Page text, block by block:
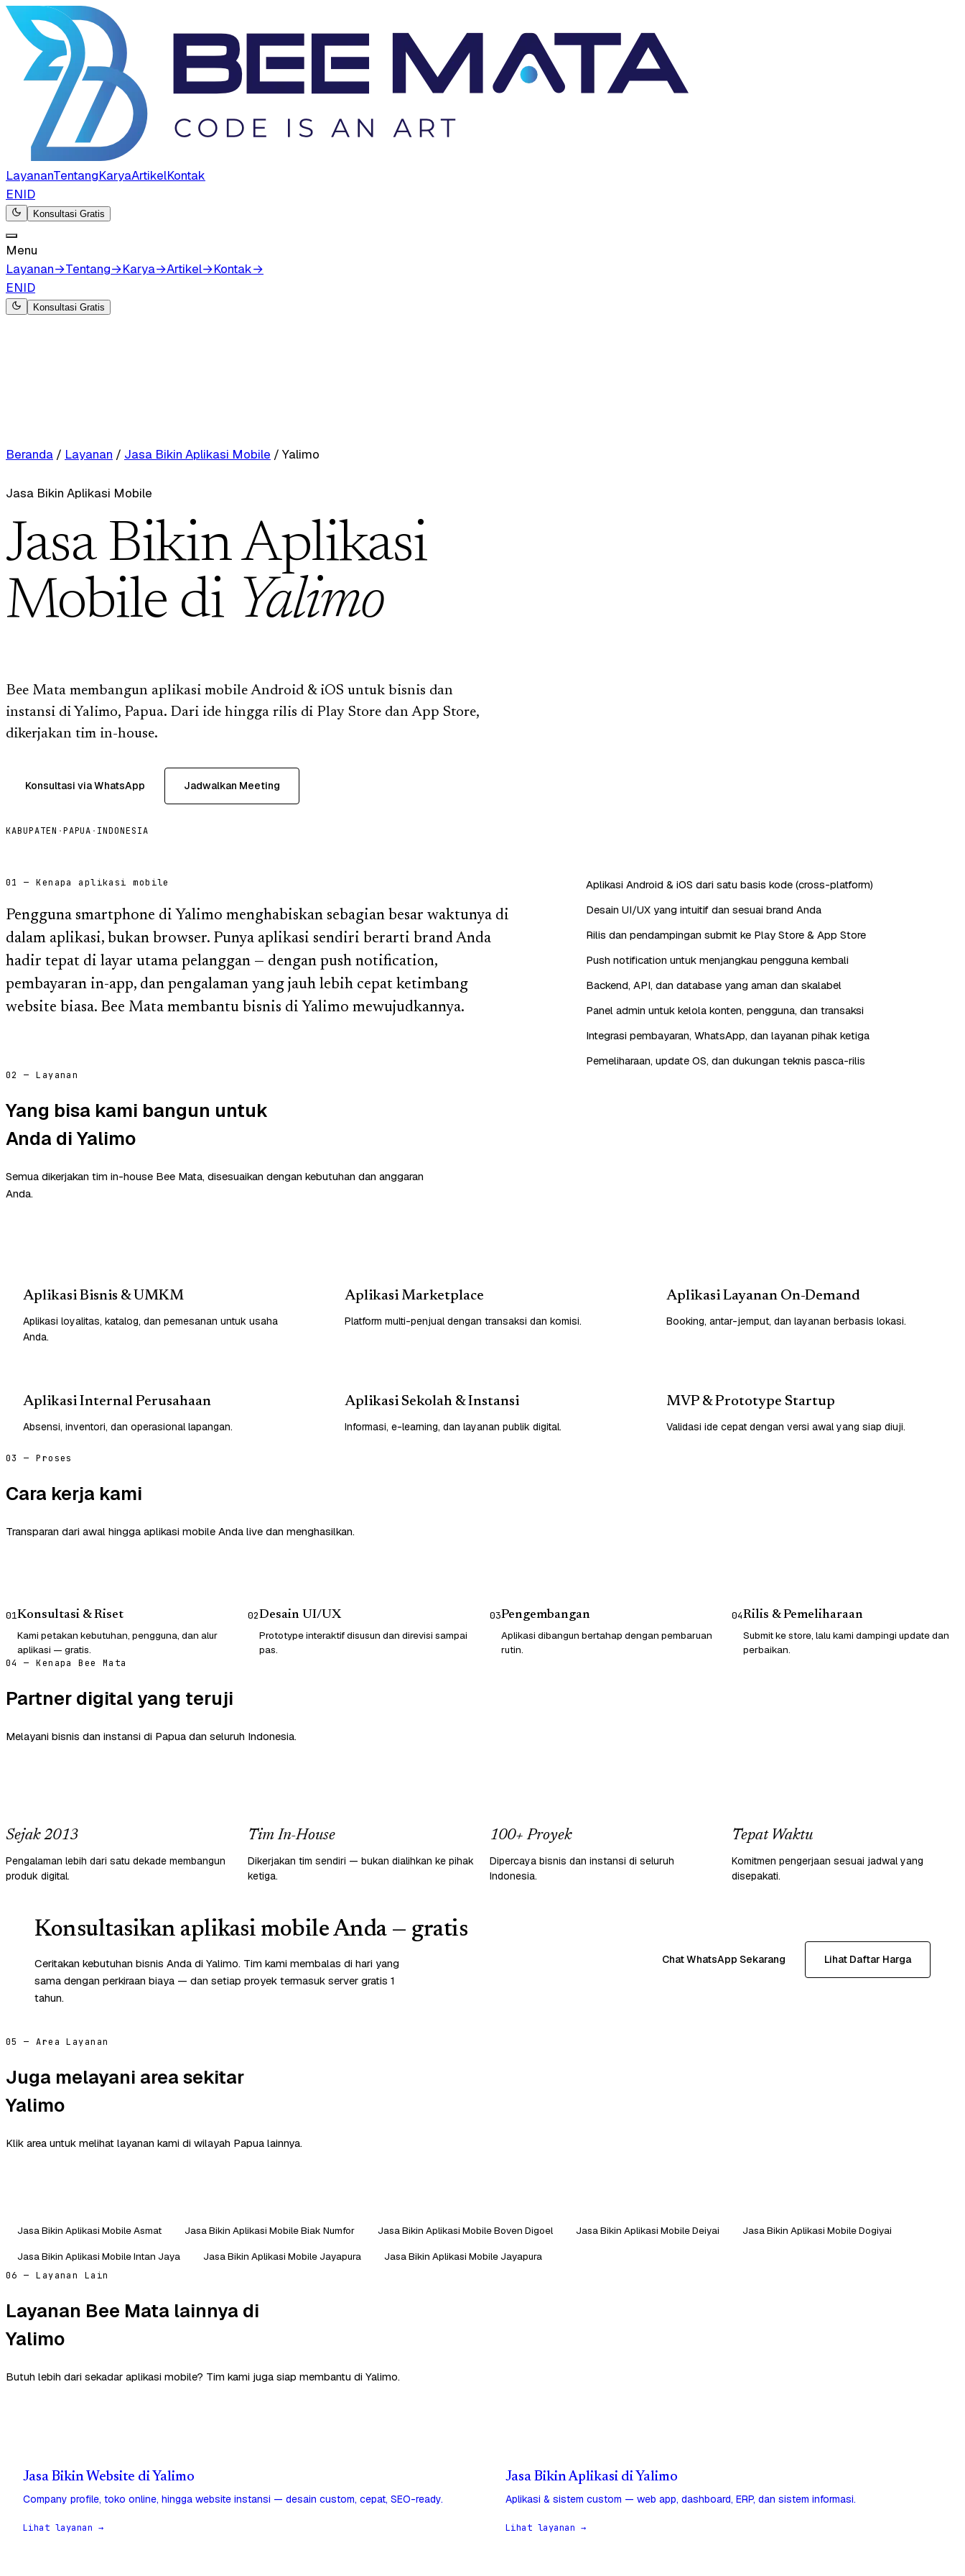
LayananTentangKaryaArtikelKontak
ENID
Konsultasi Gratis
Menu
Layanan→Tentang→Karya→Artikel→Kontak→
ENID
Konsultasi Gratis
Beranda / Layanan / Jasa Bikin Aplikasi Mobile / Yalimo
Jasa Bikin Aplikasi Mobile
Jasa Bikin Aplikasi
Mobile di Yalimo
Bee Mata membangun aplikasi mobile Android & iOS untuk bisnis dan
instansi di Yalimo, Papua. Dari ide hingga rilis di Play Store dan App Store,
dikerjakan tim in-house.
Konsultasi via WhatsApp Jadwalkan Meeting
KABUPATEN ·PAPUA · INDONESIA
01 — Kenapa aplikasi mobile
Pengguna smartphone di Yalimo menghabiskan sebagian besar waktunya di
dalam aplikasi, bukan browser. Punya aplikasi sendiri berarti brand Anda
hadir tepat di layar utama pelanggan — dengan push notification,
pembayaran in-app, dan pengalaman yang jauh lebih cepat ketimbang
website biasa. Bee Mata membantu bisnis di Yalimo mewujudkannya.
Aplikasi Android & iOS dari satu basis kode (cross-platform)
Desain UI/UX yang intuitif dan sesuai brand Anda
Rilis dan pendampingan submit ke Play Store & App Store
Push notification untuk menjangkau pengguna kembali
Backend, API, dan database yang aman dan skalabel
Panel admin untuk kelola konten, pengguna, dan transaksi
Integrasi pembayaran, WhatsApp, dan layanan pihak ketiga
Pemeliharaan, update OS, dan dukungan teknis pasca-rilis
02 — Layanan
Yang bisa kami bangun untuk
Anda di Yalimo
Semua dikerjakan tim in-house Bee Mata, disesuaikan dengan kebutuhan dan anggaran
Anda.
Aplikasi Bisnis & UMKM
Aplikasi loyalitas, katalog, dan pemesanan untuk usaha
Anda.
Aplikasi Marketplace
Platform multi-penjual dengan transaksi dan komisi.
Aplikasi Layanan On-Demand
Booking, antar-jemput, dan layanan berbasis lokasi.
Aplikasi Internal Perusahaan
Absensi, inventori, dan operasional lapangan.
Aplikasi Sekolah & Instansi
Informasi, e-learning, dan layanan publik digital.
MVP & Prototype Startup
Validasi ide cepat dengan versi awal yang siap diuji.
03 — Proses
Cara kerja kami
Transparan dari awal hingga aplikasi mobile Anda live dan menghasilkan.
01Konsultasi & Riset
Kami petakan kebutuhan, pengguna, dan alur
aplikasi — gratis.
02Desain UI/UX
Prototype interaktif disusun dan direvisi sampai
pas.
03Pengembangan
Aplikasi dibangun bertahap dengan pembaruan
rutin.
04Rilis & Pemeliharaan
Submit ke store, lalu kami dampingi update dan
perbaikan.
04 — Kenapa Bee Mata
Partner digital yang teruji
Melayani bisnis dan instansi di Papua dan seluruh Indonesia.
Sejak 2013
Pengalaman lebih dari satu dekade membangun
produk digital.
Tim In-House
Dikerjakan tim sendiri — bukan dialihkan ke pihak
ketiga.
100+ Proyek
Dipercaya bisnis dan instansi di seluruh
Indonesia.
Tepat Waktu
Komitmen pengerjaan sesuai jadwal yang
disepakati.
Konsultasikan aplikasi mobile Anda — gratis
Ceritakan kebutuhan bisnis Anda di Yalimo. Tim kami membalas di hari yang
sama dengan perkiraan biaya — dan setiap proyek termasuk server gratis 1
tahun.
Chat WhatsApp Sekarang Lihat Daftar Harga
05 — Area Layanan
Juga melayani area sekitar
Yalimo
Klik area untuk melihat layanan kami di wilayah Papua lainnya.
Jasa Bikin Aplikasi Mobile Asmat Jasa Bikin Aplikasi Mobile Biak Numfor Jasa Bikin Aplikasi Mobile Boven Digoel Jasa Bikin Aplikasi Mobile Deiyai
Jasa Bikin Aplikasi Mobile Dogiyai
Jasa Bikin Aplikasi Mobile Intan Jaya
Jasa Bikin Aplikasi Mobile Jayapura Jasa Bikin Aplikasi Mobile Jayapura
06 — Layanan Lain
Layanan Bee Mata lainnya di
Yalimo
Butuh lebih dari sekadar aplikasi mobile? Tim kami juga siap membantu di Yalimo.
Jasa Bikin Website di Yalimo
Company profile, toko online, hingga website instansi — desain custom, cepat, SEO-ready.
Lihat layanan →
Jasa Bikin Aplikasi di Yalimo
Aplikasi & sistem custom — web app, dashboard, ERP, dan sistem informasi.
Lihat layanan →